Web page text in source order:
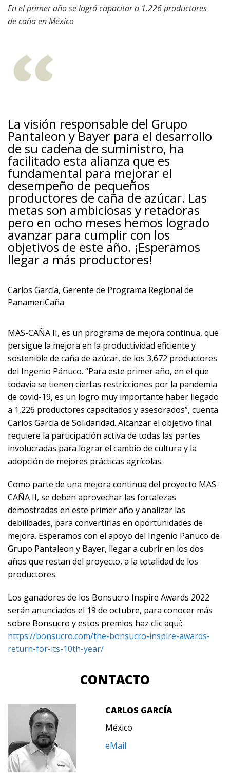
En el primer año se logró capacitar a 1,226 productores
de caña en México
La visión responsable del Grupo
Pantaleon y Bayer para el desarrollo
de su cadena de suministro, ha
facilitado esta alianza que es
fundamental para mejorar el
desempeño de pequeños
productores de caña de azúcar. Las
metas son ambiciosas y retadoras
pero en ocho meses hemos logrado
avanzar para cumplir con los
objetivos de este año. ¡Esperamos
llegar a más productores!
Carlos García, Gerente de Programa Regional de
PanameriCaña
MAS-CAÑA II, es un programa de mejora continua, que
persigue la mejora en la productividad eficiente y
sostenible de caña de azúcar, de los 3,672 productores
del Ingenio Pánuco. “Para este primer año, en el que
todavía se tienen ciertas restricciones por la pandemia
de covid-19, es un logro muy importante haber llegado
a 1,226 productores capacitados y asesorados”, cuenta
Carlos García de Solidaridad. Alcanzar el objetivo final
requiere la participación activa de todas las partes
involucradas para lograr el cambio de cultura y la
adopción de mejores prácticas agrícolas.
Como parte de una mejora continua del proyecto MAS-
CAÑA II, se deben aprovechar las fortalezas
demostradas en este primer año y analizar las
debilidades, para convertirlas en oportunidades de
mejora. Esperamos con el apoyo del Ingenio Panuco de
Grupo Pantaleon y Bayer, llegar a cubrir en los dos
años que restan del proyecto, a la totalidad de los
productores.
Los ganadores de los Bonsucro Inspire Awards 2022
serán anunciados el 19 de octubre, para conocer más
sobre Bonsucro y estos premios haz clic aquí:
https://bonsucro.com/the-bonsucro-inspire-awards-
return-for-its-10th-year/
CONTACTO
CARLOS GARCÍA
México
eMail